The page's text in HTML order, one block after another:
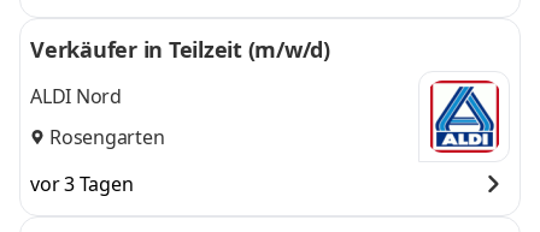
Verkäufer in Teilzeit (m/w/d)
ALDI Nord
Rosengarten
vor 3 Tagen